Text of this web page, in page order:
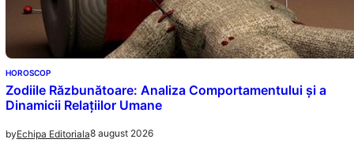
HOROSCOP
Zodiile Răzbunătoare: Analiza Comportamentului și a
Dinamicii Relațiilor Umane
byEchipa Editoriala8 august 2026